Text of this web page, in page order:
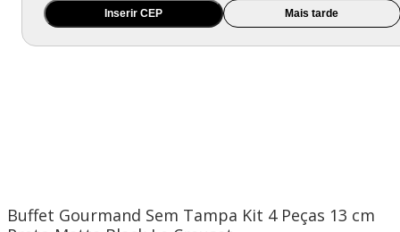
Inserir CEP Mais tarde
Buffet Gourmand Sem Tampa Kit 4 Peças 13 cm